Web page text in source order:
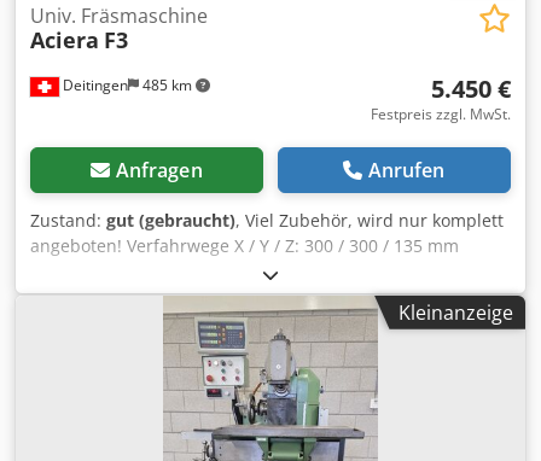
Deitingen 485 km
Univ. Fräsmaschine
Aciera F3
5.450 €
Festpreis zzgl. MwSt.
Anfragen Anrufen
Zustand: gut (gebraucht), Viel Zubehör, wird nur komplett
angeboten! Verfahrwege X / Y / Z: 300 / 300 / 135 mm
Tischgrösse B x T: 700 x 190 mm Spindeldrehzahl: 95 -
6000 U/min / 11 Stufen Crsdpfxod Erqbj Amuof
Werkzeugaufnahme: W 20 Gewicht: ca. 450 kg
Maschinengrösse B x T x H: ca. 900 x 900 x 1500 mm
Zubehör: Schwenktisch Rundtisch-Ø 200 mm 6 Aufnahmen
Diverse Spannzangen und Spannmittel
Horizontalfräseinrichtung Arbeitslampe
Kühlmitteleinrichtung Schraubstock
Kleinanzeige